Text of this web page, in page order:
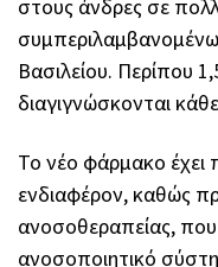
στους άνδρες σε
Βασιλείου. Περίπου
διαγιγνώσκονται
Το νέο φάρμακο έχει
ενδιαφέρον, καθώς
ανοσοθεραπείας, που
ανοσοποιητικό